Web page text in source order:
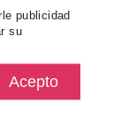
publicidad
su